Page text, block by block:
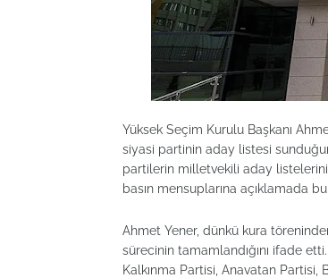
Yüksek Seçim Kurulu Başkanı
siyasi partinin aday listesi
partilerin milletvekili aday
basın mensuplarına açıklamada
Ahmet Yener, dünkü kura
sürecinin tamamlandığını ifade
Kalkınma Partisi, Anavatan Partisi,